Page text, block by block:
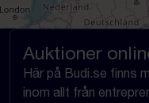
Auktioner
Här på Budi.se finns
inom allt från